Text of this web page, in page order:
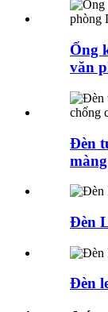
Ống
văn
Đèn
Đèn
Đèn